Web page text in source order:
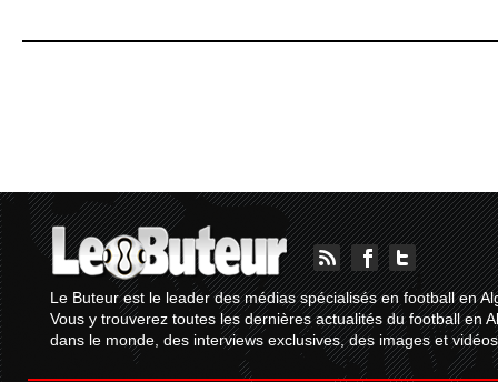
Le Buteur est le leader des médias spécialisés en football en
Vous y trouverez toutes les dernières actualités du football en
dans le monde, des interviews exclusives, des images et